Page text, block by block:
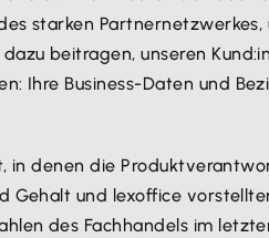
starken
beitragen, unseren
Ihre Business-Daten und
in denen die
Gehalt und lexoffice
des Fachhandels im